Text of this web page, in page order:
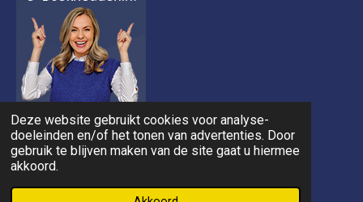
Deze website gebruikt cookies voor analyse-
doeleinden en/of het tonen van advertenties. Door
gebruik te blijven maken van de site gaat u hiermee
akkoord.